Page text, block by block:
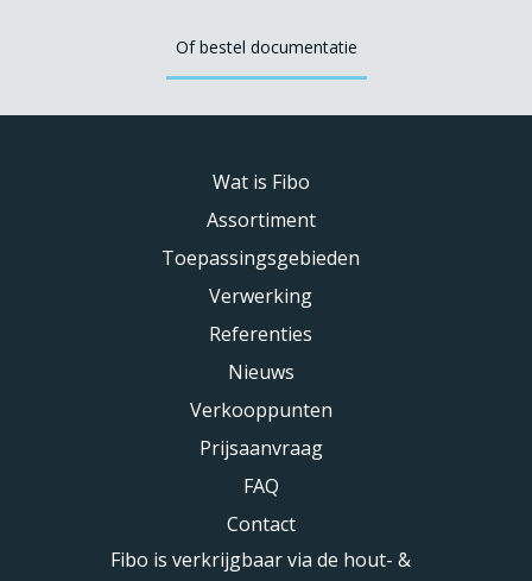
Of bestel documentatie
Wat is Fibo
Assortiment
Toepassingsgebieden
Verwerking
Referenties
Nieuws
Verkooppunten
Prijsaanvraag
FAQ
Contact
Fibo is verkrijgbaar via de hout- &